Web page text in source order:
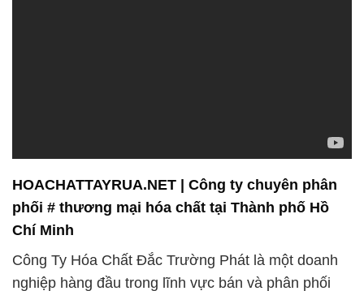
Công Ty Hóa Chất Đắc Trường Phát là một doanh
nghiệp hàng đầu trong lĩnh vực bán và phân phối
hóa chất. Chúng tôi tự hào về sự chuyên nghiệp và
tận tâm của đội ngũ nhân viên, luôn đặt lợi ích của
khách hàng lên hàng đầu. Dưới đây là một số điểm
nổi bật về chúng tôi: